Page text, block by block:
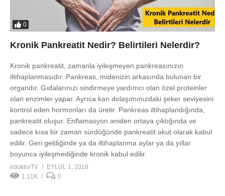
0
Kronik Pankreatit Nedir? Belirtileri Nelerdir?
Kronik pankreatit, zamanla iyileşmeyen pankreasınızın
iltihaplanmasıdır. Pankreas, midenizin arkasında bulunan bir
organdır. Gıdalarınızı sindirmeye yardımcı olan özel proteinler
olan enzimler yapar. Ayrıca kan dolaşımınızdaki şeker seviyesini
kontrol eden hormonları da üretir. Pankreas iltihaplandığında,
pankreatit oluşur. Enflamasyon aniden ortaya çıktığında ve
sadece kısa bir zaman sürdüğünde pankreatit akut olarak kabul
edilir. Geri geldiğinde ya da iltihaplanma aylar ya da yıllar
boyunca iyileşmediğinde kronik kabul edilir.
edoktorTV
EYLÜL 1, 2018
1.11K
0